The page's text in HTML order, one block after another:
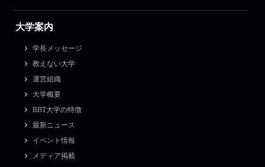
大学案内
学長メッセージ
教えない大学
運営組織
大学概要
BBT大学の特徴
最新ニュース
イベント情報
メディア掲載